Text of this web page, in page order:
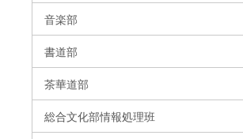
音楽部
書道部
茶華道部
総合文化部情報処理班